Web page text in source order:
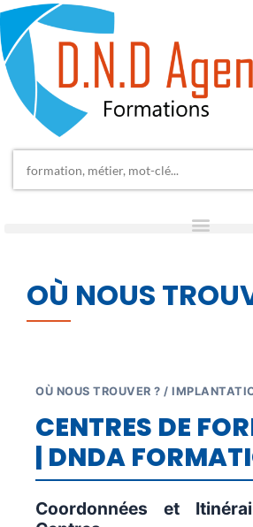
OÙ NOUS
OÙ NOUS TROUVER ? /
CENTRES DE
| DNDA
Coordonnées et